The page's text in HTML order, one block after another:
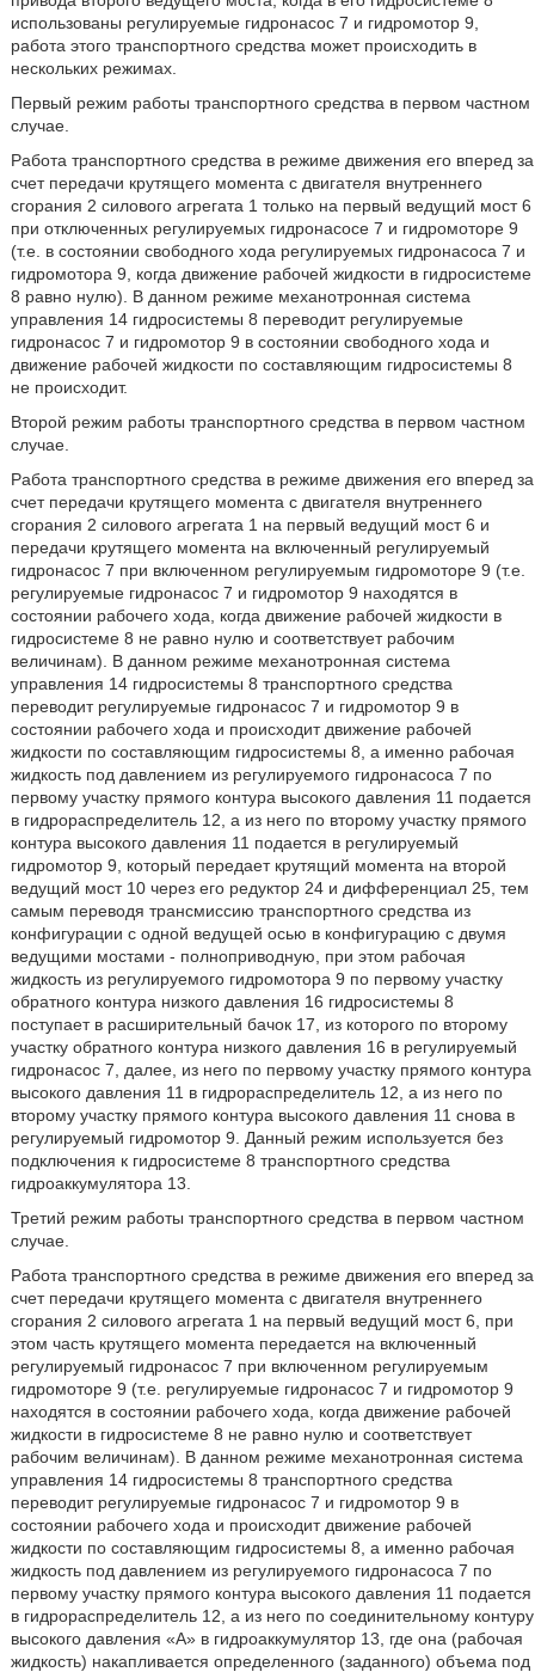
использованы регулируемые гидронасос 7 и гидромотор 9,
работа этого транспортного средства может происходить в
нескольких режимах.
Первый режим работы транспортного средства в первом частном
случае.
Работа транспортного средства в режиме движения его вперед за
счет передачи крутящего момента с двигателя внутреннего
сгорания 2 силового агрегата 1 только на первый ведущий мост 6
при отключенных регулируемых гидронасосе 7 и гидромоторе 9
(т.е. в состоянии свободного хода регулируемых гидронасоса 7 и
гидромотора 9, когда движение рабочей жидкости в гидросистеме
8 равно нулю). В данном режиме механотронная система
управления 14 гидросистемы 8 переводит регулируемые
гидронасос 7 и гидромотор 9 в состоянии свободного хода и
движение рабочей жидкости по составляющим гидросистемы 8
не происходит.
Второй режим работы транспортного средства в первом частном
случае.
Работа транспортного средства в режиме движения его вперед за
счет передачи крутящего момента с двигателя внутреннего
сгорания 2 силового агрегата 1 на первый ведущий мост 6 и
передачи крутящего момента на включенный регулируемый
гидронасос 7 при включенном регулируемым гидромоторе 9 (т.е.
регулируемые гидронасос 7 и гидромотор 9 находятся в
состоянии рабочего хода, когда движение рабочей жидкости в
гидросистеме 8 не равно нулю и соответствует рабочим
величинам). В данном режиме механотронная система
управления 14 гидросистемы 8 транспортного средства
переводит регулируемые гидронасос 7 и гидромотор 9 в
состоянии рабочего хода и происходит движение рабочей
жидкости по составляющим гидросистемы 8, а именно рабочая
жидкость под давлением из регулируемого гидронасоса 7 по
первому участку прямого контура высокого давления 11 подается
в гидрораспределитель 12, а из него по второму участку прямого
контура высокого давления 11 подается в регулируемый
гидромотор 9, который передает крутящий момента на второй
ведущий мост 10 через его редуктор 24 и дифференциал 25, тем
самым переводя трансмиссию транспортного средства из
конфигурации с одной ведущей осью в конфигурацию с двумя
ведущими мостами - полноприводную, при этом рабочая
жидкость из регулируемого гидромотора 9 по первому участку
обратного контура низкого давления 16 гидросистемы 8
поступает в расширительный бачок 17, из которого по второму
участку обратного контура низкого давления 16 в регулируемый
гидронасос 7, далее, из него по первому участку прямого контура
высокого давления 11 в гидрораспределитель 12, а из него по
второму участку прямого контура высокого давления 11 снова в
регулируемый гидромотор 9. Данный режим используется без
подключения к гидросистеме 8 транспортного средства
гидроаккумулятора 13.
Третий режим работы транспортного средства в первом частном
случае.
Работа транспортного средства в режиме движения его вперед за
счет передачи крутящего момента с двигателя внутреннего
сгорания 2 силового агрегата 1 на первый ведущий мост 6, при
этом часть крутящего момента передается на включенный
регулируемый гидронасос 7 при включенном регулируемым
гидромоторе 9 (т.е. регулируемые гидронасос 7 и гидромотор 9
находятся в состоянии рабочего хода, когда движение рабочей
жидкости в гидросистеме 8 не равно нулю и соответствует
рабочим величинам). В данном режиме механотронная система
управления 14 гидросистемы 8 транспортного средства
переводит регулируемые гидронасос 7 и гидромотор 9 в
состоянии рабочего хода и происходит движение рабочей
жидкости по составляющим гидросистемы 8, а именно рабочая
жидкость под давлением из регулируемого гидронасоса 7 по
первому участку прямого контура высокого давления 11 подается
в гидрораспределитель 12, а из него по соединительному контуру
высокого давления «А» в гидроаккумулятор 13, где она (рабочая
жидкость) накапливается определенного (заданного) объема под